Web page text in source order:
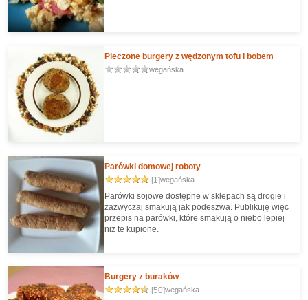
Pieczone burgery z wędzonym tofu i bobem
wegańska
Parówki domowej roboty
[1]wegańska
Parówki sojowe dostępne w sklepach są drogie i
zazwyczaj smakują jak podeszwa. Publikuję więc
przepis na parówki, które smakują o niebo lepiej
niż te kupione.
Burgery z buraków
[50]wegańska